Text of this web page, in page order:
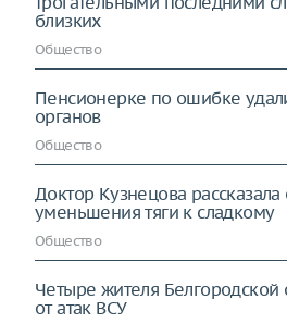
близких
Общество
Пенсионерке по ошибке
органов
Общество
Доктор Кузнецова
уменьшения тяги к сладкому
Общество
Четыре жителя Белгородской
от атак ВСУ